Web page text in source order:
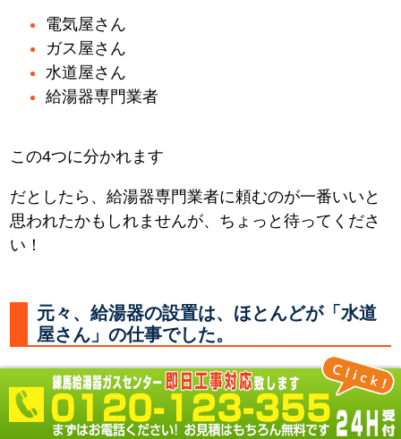
電気屋さん
ガス屋さん
水道屋さん
給湯器専門業者
この4つに分かれます
だとしたら、給湯器専門業者に頼むのが一番いいと
思われたかもしれませんが、ちょっと待ってくださ
い！
元々、給湯器の設置は、ほとんどが「水道
屋さん」の仕事でした。
何故なら 必要なところに水やお湯を供給する配管を
し、器具を取付るのは「水道屋さん」だからです。